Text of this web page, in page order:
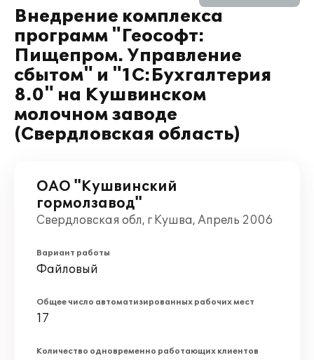
Внедрение комплекса
программ "Геософт:
Пищепром. Управление
сбытом" и "1С:Бухгалтерия
8.0" на Кушвинском
молочном заводе
(Свердловская область)
ОАО "Кушвинский
гормолзавод"
Свердловская обл, г Кушва, Апрель 2006
Вариант работы
Файловый
Общее число автоматизированных рабочих мест
17
Количество одновременно работающих клиентов